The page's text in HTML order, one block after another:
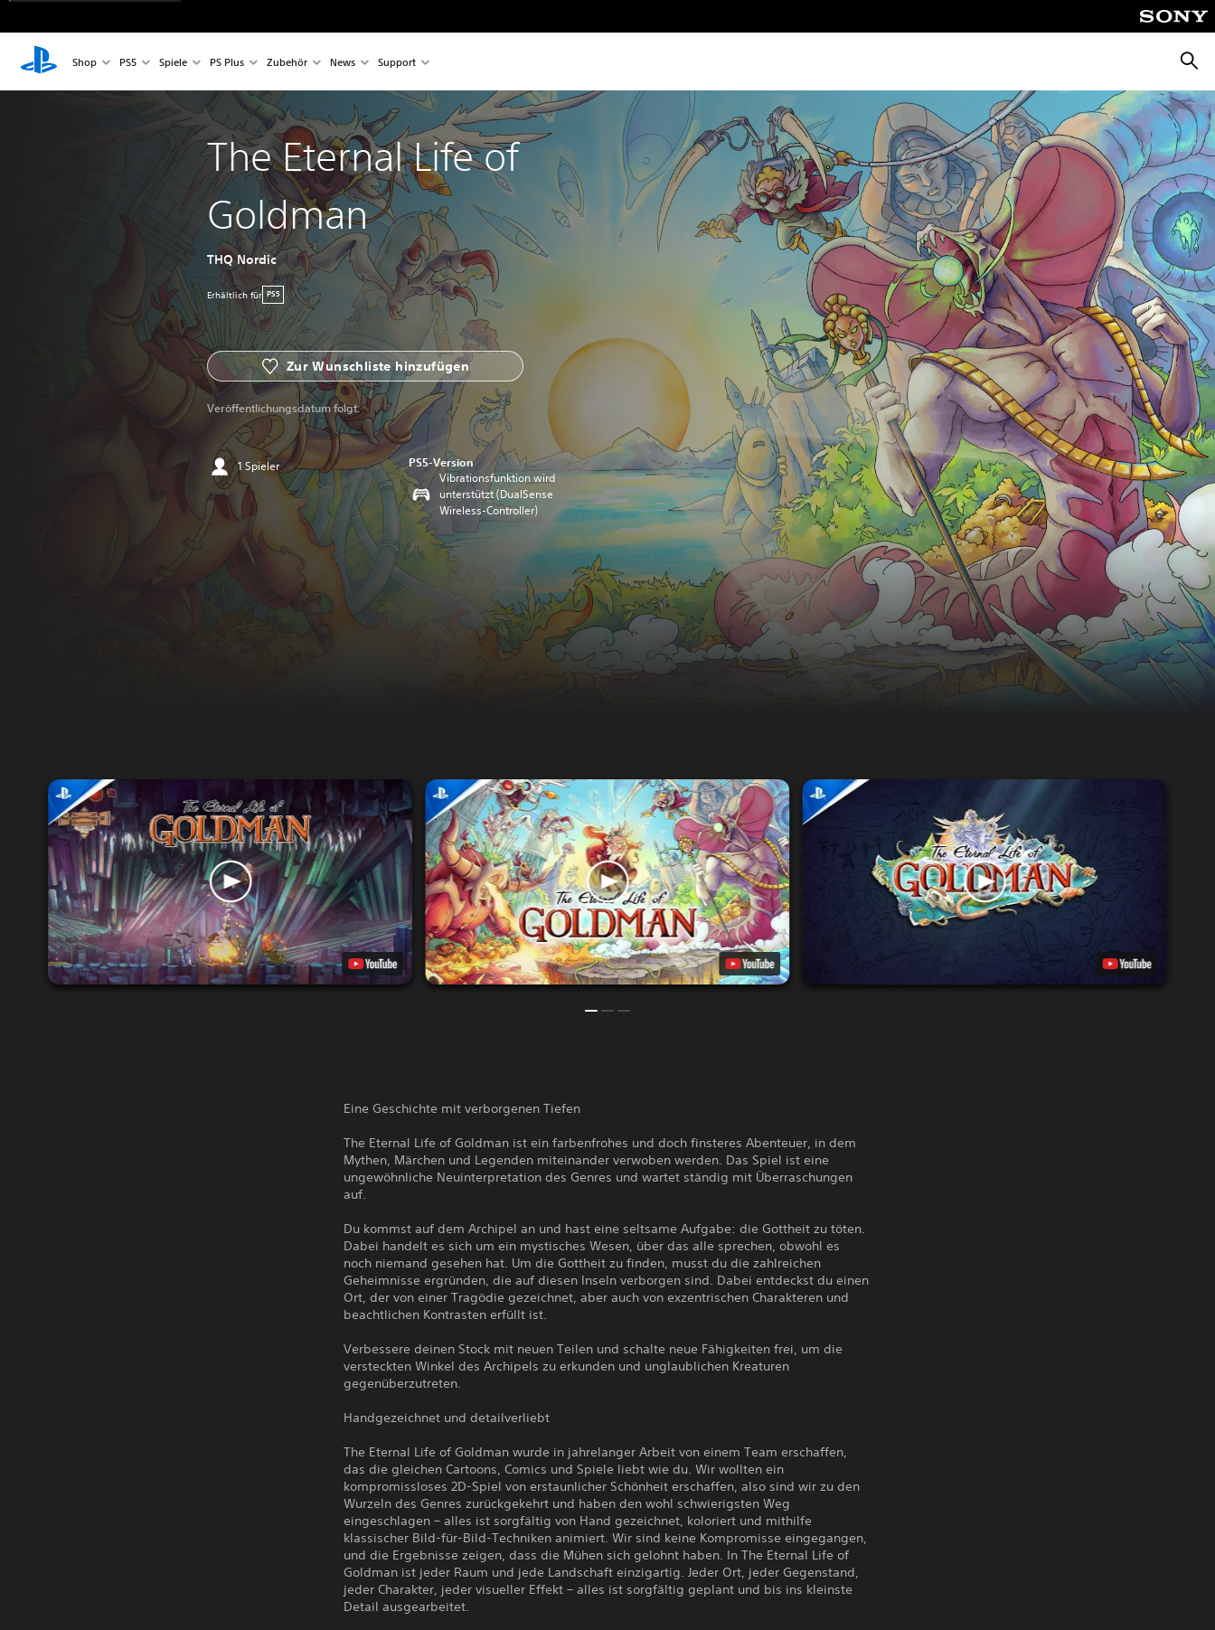
Shop PS5 Spiele PS Plus Zubehör News Support
The Eternal Life of
Goldman
THQ Nordic
Erhältlich für PS5
Zur Wunschliste hinzufügen
Veröffentlichungsdatum folgt.
1 Spieler PS5-Version
Vibrationsfunktion wird
unterstützt (DualSense
Wireless-Controller)
Eine Geschichte mit verborgenen Tiefen
The Eternal Life of Goldman ist ein farbenfrohes und doch finsteres Abenteuer, in dem
Mythen, Märchen und Legenden miteinander verwoben werden. Das Spiel ist eine
ungewöhnliche Neuinterpretation des Genres und wartet ständig mit Überraschungen
auf.
Du kommst auf dem Archipel an und hast eine seltsame Aufgabe: die Gottheit zu töten.
Dabei handelt es sich um ein mystisches Wesen, über das alle sprechen, obwohl es
noch niemand gesehen hat. Um die Gottheit zu finden, musst du die zahlreichen
Geheimnisse ergründen, die auf diesen Inseln verborgen sind. Dabei entdeckst du einen
Ort, der von einer Tragödie gezeichnet, aber auch von exzentrischen Charakteren und
beachtlichen Kontrasten erfüllt ist.
Verbessere deinen Stock mit neuen Teilen und schalte neue Fähigkeiten frei, um die
versteckten Winkel des Archipels zu erkunden und unglaublichen Kreaturen
gegenüberzutreten.
Handgezeichnet und detailverliebt
The Eternal Life of Goldman wurde in jahrelanger Arbeit von einem Team erschaffen,
das die gleichen Cartoons, Comics und Spiele liebt wie du. Wir wollten ein
kompromissloses 2D-Spiel von erstaunlicher Schönheit erschaffen, also sind wir zu den
Wurzeln des Genres zurückgekehrt und haben den wohl schwierigsten Weg
eingeschlagen – alles ist sorgfältig von Hand gezeichnet, koloriert und mithilfe
klassischer Bild-für-Bild-Techniken animiert. Wir sind keine Kompromisse eingegangen,
und die Ergebnisse zeigen, dass die Mühen sich gelohnt haben. In The Eternal Life of
Goldman ist jeder Raum und jede Landschaft einzigartig. Jeder Ort, jeder Gegenstand,
jeder Charakter, jeder visueller Effekt – alles ist sorgfältig geplant und bis ins kleinste
Detail ausgearbeitet.